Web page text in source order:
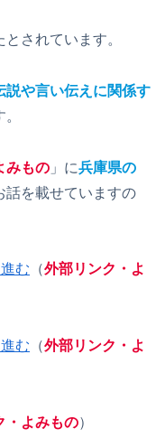
されています。
説や言い伝えに関係す
みもの 」に兵庫県の
話を載せていますの
む （外部リンク・よ
む （外部リンク・よ
・よみもの）